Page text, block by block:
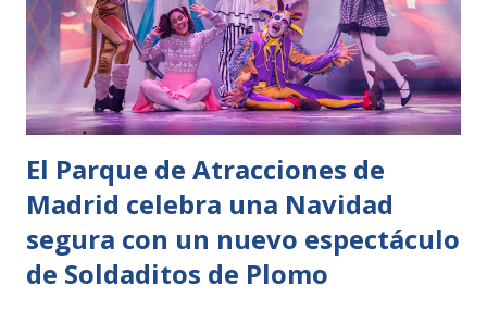
riesgos frente a la COVID-19 según los protocolos del
Instituto de Calidad Turística Española. Los visitantes del
parque se verán inmersos en la magia de la Navidad desde
su entrada, podrán disfrutar de los villancicos más popul...
El Parque de Atracciones de
Madrid celebra una Navidad
segura con un nuevo espectáculo
de Soldaditos de Plomo